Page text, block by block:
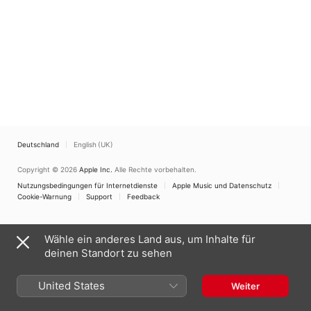
Deutschland English (UK)
Copyright © 2026 Apple Inc. Alle Rechte vorbehalten.
Nutzungsbedingungen für Internetdienste
Apple Music und Datenschutz
Cookie-Warnung
Support Feedback
Wähle ein anderes Land aus, um Inhalte für
deinen Standort zu sehen
United States Weiter